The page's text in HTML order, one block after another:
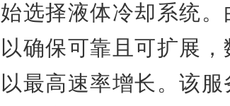
选择液体冷却系统。
确保可靠且可扩展，
最高速率增长。该服